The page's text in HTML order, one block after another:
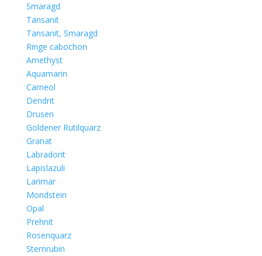
Smaragd
Tansanit
Tansanit, Smaragd
Ringe cabochon
Amethyst
Aquamarin
Carneol
Dendrit
Drusen
Goldener Rutilquarz
Granat
Labradorit
Lapislazuli
Larimar
Mondstein
Opal
Prehnit
Rosenquarz
Sternrubin